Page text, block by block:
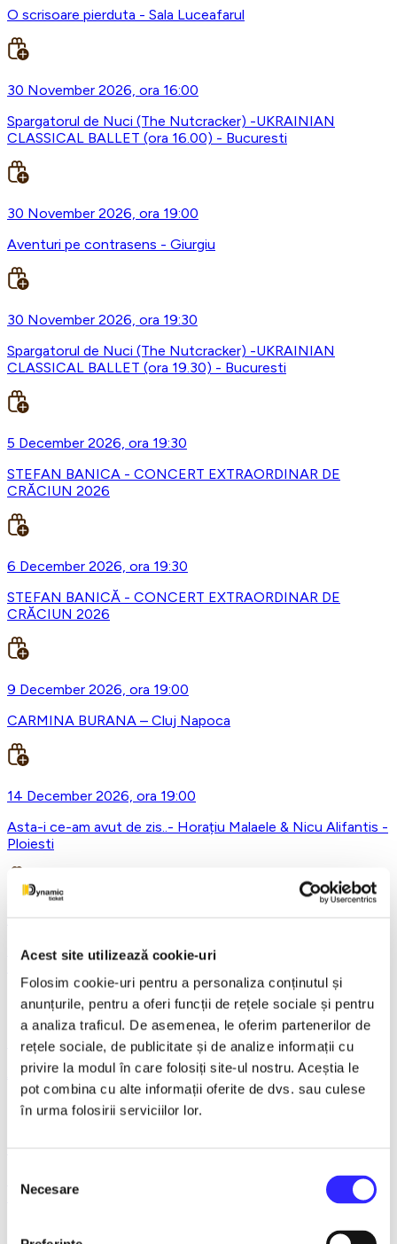
Acest site utilizează cookie-uri
Folosim cookie-uri pentru a personaliza conținutul și
anunțurile, pentru a oferi funcții de rețele sociale și pentru
a analiza traficul. De asemenea, le oferim partenerilor de
rețele sociale, de publicitate și de analize informații cu
privire la modul în care folosiți site-ul nostru. Aceștia le
pot combina cu alte informații oferite de dvs. sau culese
în urma folosirii serviciilor lor.
consimțământului
Necesare
O scrisoare pierduta - Sala Luceafarul
30 November 2026, ora 16:00
Spargatorul de Nuci (The Nutcracker) -UKRAINIAN
CLASSICAL BALLET (ora 16.00) - Bucuresti
30 November 2026, ora 19:00
Aventuri pe contrasens - Giurgiu
30 November 2026, ora 19:30
Spargatorul de Nuci (The Nutcracker) -UKRAINIAN
CLASSICAL BALLET (ora 19.30) - Bucuresti
5 December 2026, ora 19:30
STEFAN BANICA - CONCERT EXTRAORDINAR DE
CRĂCIUN 2026
6 December 2026, ora 19:30
STEFAN BANICĂ - CONCERT EXTRAORDINAR DE
CRĂCIUN 2026
9 December 2026, ora 19:00
CARMINA BURANA – Cluj Napoca
14 December 2026, ora 19:00
Asta-i ce-am avut de zis..- Horațiu Malaele & Nicu Alifantis -
Ploiesti
REGAL VIENEZ – CONCERT EXTRAORDINAR DE
18 January 2027, ora 19:00
AVENTURI PE CONTRASENS - Constanta
LACUL LEBEDELOR - UKRAINIAN CLASSICAL BALLET -
Bucuresti